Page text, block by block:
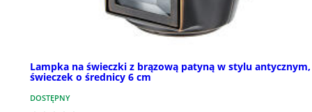
Lampka na świeczki z brązową patyną w stylu
świeczek o średnicy 6 cm
DOSTĘPNY